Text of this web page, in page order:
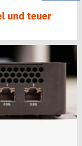
und teuer